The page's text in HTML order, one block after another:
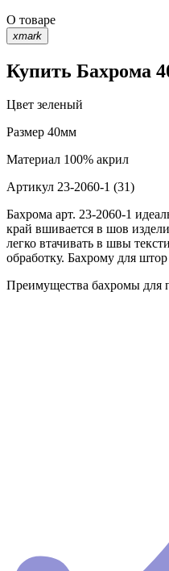
О товаре
xmark
Купить Бахрома
Цвет зеленый
Размер 40мм
Материал 100% акрил
Артикул 23-2060-1 (31)
Бахрома арт. 23-2060-1
край вшивается в шов
легко втачивать в швы
обработку. Бахрому для
Преимущества бахромы для